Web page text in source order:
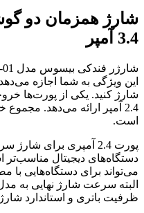
شارژ همزمان دو
3.4 آمپر
این ویژگی به شما اجازه
است.
پورت 2.4 آمپری برای
می‌تواند برای دستگاه‌هایی با
البته سرعت شارژ نهایی به
ظرفیت باتری و استاندارد